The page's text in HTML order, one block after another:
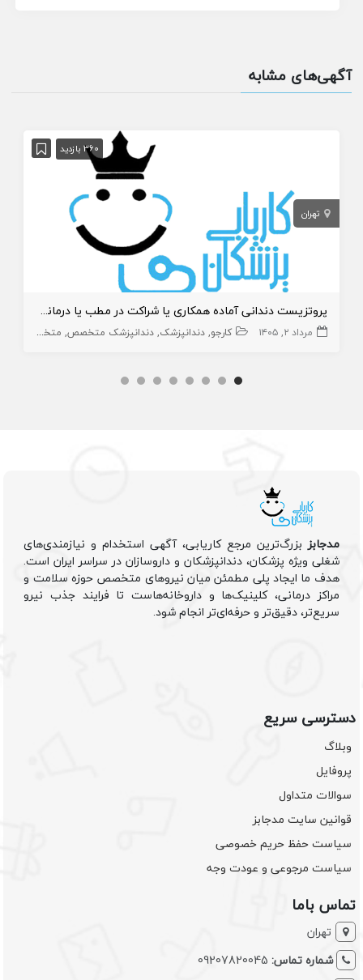
آگهی‌های مشابه
360 بازدید
تهران
پروتزیست دندانی آماده همکاری یا شراکت در مطب یا درمانگاه
مرداد ۲, ۱۴۰۵ کارجو دندانپزشک دندانپزشک متخصص متخصص پروتزهای دندانی
مدجابزبزرگ‌ترین مرجع کاریابی، آگهی استخدام و نیازمندی‌های
شغلی ویژه پزشکان، دندانپزشکان و داروسازان در سراسر ایران است.
هدف ما ایجاد پلی مطمئن میان نیروهای متخصص حوزه سلامت و
مراکز درمانی، کلینیک‌ها و داروخانه‌هاست تا فرایند جذب نیرو
سریع‌تر، دقیق‌تر و حرفه‌ای‌تر انجام شود.
دسترسی سریع
وبلاگ
پروفایل
سوالات متداول
قوانین سایت مدجابز
سیاست حفظ حریم خصوصی
سیاست مرجوعی و عودت وجه
تماس باما
تهران
شماره تماس: 09207820045